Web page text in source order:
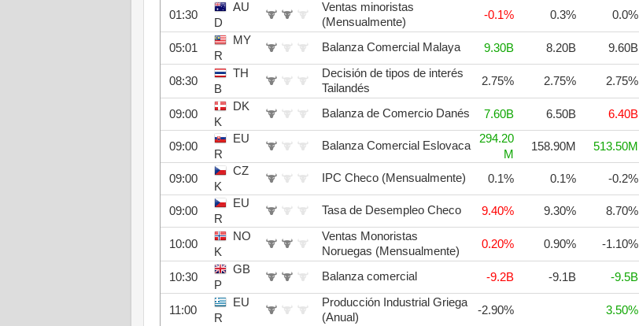
01:30
AU
D
Ventas minoristas
(Mensualmente)
-0.1% 0.3% 0.0%
05:01
MY
R
Balanza Comercial Malaya 9.30B 8.20B 9.60B
08:30
TH
B
Decisión de tipos de interés
Tailandés
2.75% 2.75% 2.75%
09:00
DK
K
Balanza de Comercio Danés 7.60B 6.50B 6.40B
09:00
EU
R
Balanza Comercial Eslovaca
294.20
M
158.90M 513.50M
09:00
CZ
K
IPC Checo (Mensualmente) 0.1% 0.1% -0.2%
09:00
EU
R
Tasa de Desempleo Checo 9.40% 9.30% 8.70%
10:00
NO
K
Ventas Monoristas
Noruegas (Mensualmente)
0.20% 0.90% -1.10%
10:30
GB
P
Balanza comercial -9.2B -9.1B -9.5B
11:00
EU
R
Producción Industrial Griega
(Anual)
-2.90% 3.50%